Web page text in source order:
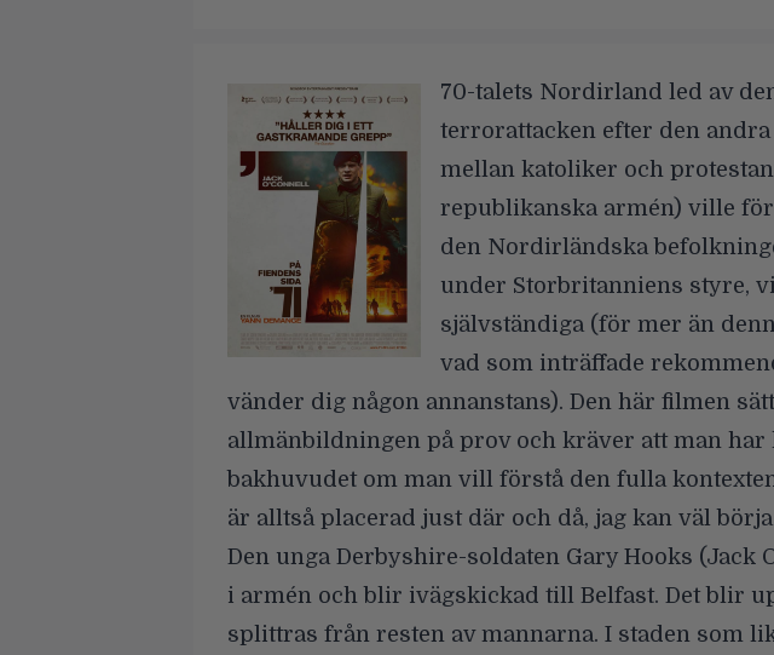
70-talets Nordirland led av
terrorattacken efter den
mellan katoliker och
republikanska armén) ville
den Nordirländska
under Storbritanniens styre,
självständiga (för mer än
vad som inträffade
vänder dig någon annanstans). Den här filmen
allmänbildningen på prov och kräver att man har
bakhuvudet om man vill förstå den fulla kontexten.
är alltså placerad just där och då, jag kan väl
Den unga Derbyshire-soldaten Gary Hooks (Jack
i armén och blir ivägskickad till Belfast. Det blir
splittras från resten av mannarna. I staden som